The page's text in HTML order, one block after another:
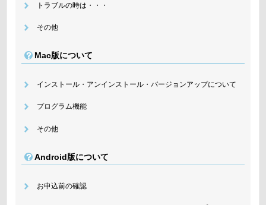
トラブルの時は・・・
その他
Mac版について
インストール・アンインストール・バージョンアップについて
プログラム機能
その他
Android版について
お申込前の確認